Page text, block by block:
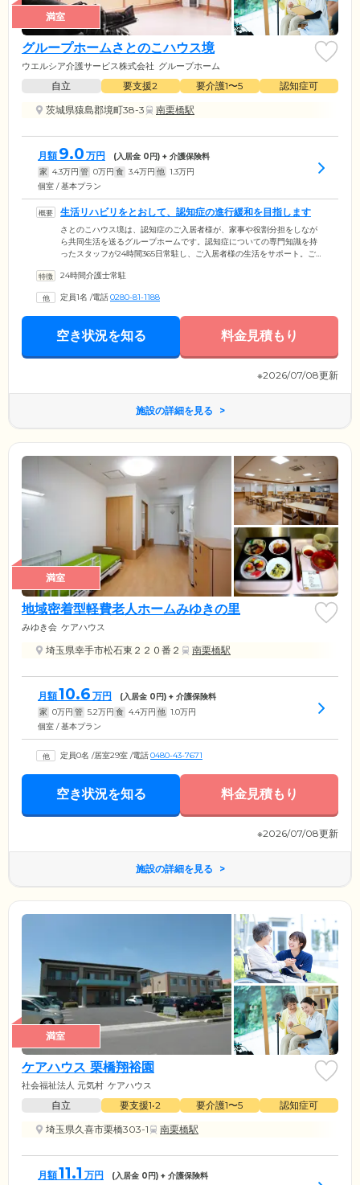
満室
グループホームさとのこハウス境
ウエルシア介護サービス株式会社 グループホーム
自立 要支援2 要介護1〜5
認知症可
茨城県猿島郡境町38-3
南栗橋駅
月額 9.0 万円 (入居金 0円) + 介護保険料
家 4.3万円 管 0万円 食 3.4万円 他 1.3万円
個室 / 基本プラン
生活リハビリをとおして、認知症の進行緩和を目指します
さとのこハウス境は、認知症のご入居者様が、家事や役割分担をしなが
ら共同生活を送るグループホームです。認知症についての専門知識を持
ったスタッフが24時間365日常駐し、ご入居者様の生活をサポート。ご自
ルに合わせた介護のご提供を心がけています。家庭に近い環境をつく
同で行う生活リハビリを中心に実施。日常生活のなかで困難なことは、
スタッフが支援し、できることはできるだけご自身でやっていただくこ
24時間介護士常駐
定員1名 /電話0280-81-1188
空き状況を知る 料金見積もり
※2026/07/08更新
施設の詳細を見る
満室
地域密着型軽費老人ホームみゆきの里
みゆき会 ケアハウス
埼玉県幸手市松石東２２０番２ 南栗橋駅
月額10.6 万円 (入居金 0円) + 介護保険料
家 0万円 管 5.2万円 食 4.4万円 他 1.0万円
個室 / 基本プラン
定員0名 /居室29室 /電話0480-43-7671
空き状況を知る 料金見積もり
※2026/07/08更新
施設の詳細を見る
満室
ケアハウス 栗橋翔裕園
社会福祉法人 元気村 ケアハウス
自立 要支援1•2 要介護1〜5
認知症可
埼玉県久喜市栗橋303-1
南栗橋駅
月額11.1 万円 (入居金 0円) + 介護保険料